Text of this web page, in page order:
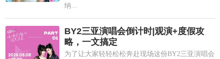
纳...
BY2三亚演唱会倒计时|观演+度假攻
略，一文搞定
为了让大家轻轻松松奔赴现场这份BY2三亚演唱会